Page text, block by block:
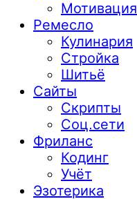
Мотивация
Ремесло
Кулинария
Стройка
Шитьё
Сайты
Скрипты
Соц.сети
Фриланс
Кодинг
Учёт
Эзотерика